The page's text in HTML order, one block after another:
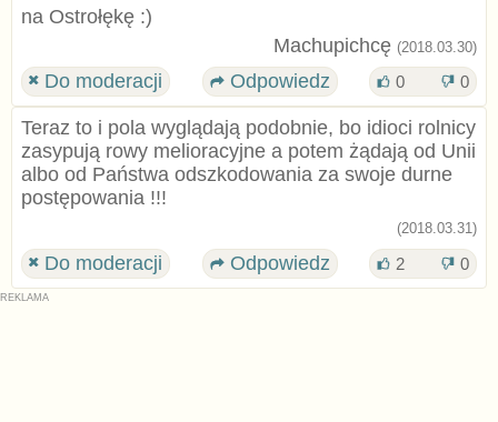
na Ostrołękę :)
Machupichcę (2018.03.30)
Do moderacji Odpowiedz 0 0
Teraz to i pola wyglądają podobnie, bo idioci rolnicy
zasypują rowy melioracyjne a potem żądają od Unii
albo od Państwa odszkodowania za swoje durne
postępowania !!!
(2018.03.31)
Do moderacji Odpowiedz 2 0